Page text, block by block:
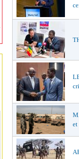
et